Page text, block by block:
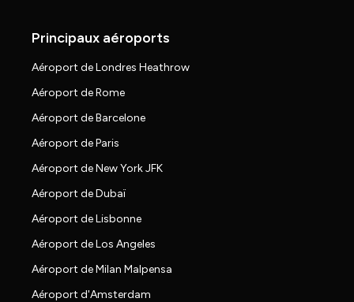
Principaux aéroports
Aéroport de Londres Heathrow
Aéroport de Rome
Aéroport de Barcelone
Aéroport de Paris
Aéroport de New York JFK
Aéroport de Dubaï
Aéroport de Lisbonne
Aéroport de Los Angeles
Aéroport de Milan Malpensa
Aéroport d'Amsterdam